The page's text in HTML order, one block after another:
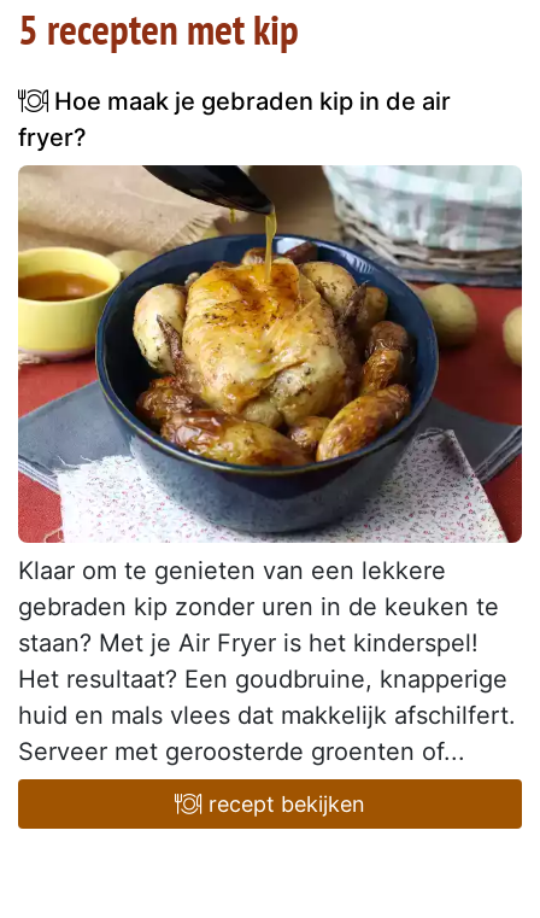
5 recepten met kip
Hoe maak je gebraden kip in de air
fryer?
Klaar om te genieten van een lekkere
gebraden kip zonder uren in de keuken te
staan? Met je Air Fryer is het kinderspel!
Het resultaat? Een goudbruine, knapperige
huid en mals vlees dat makkelijk afschilfert.
Serveer met geroosterde groenten of...
recept bekijken